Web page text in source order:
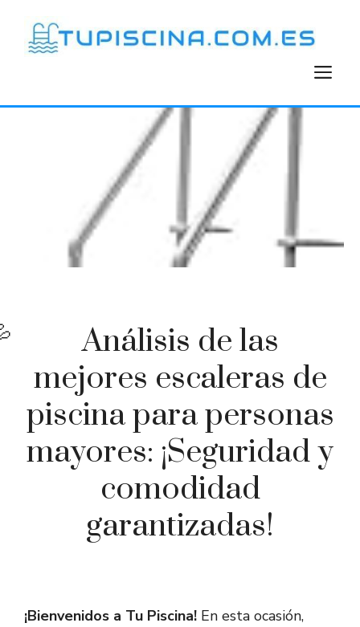
contenido
Análisis de las
mejores escaleras de
piscina para personas
mayores: ¡Seguridad y
comodidad
garantizadas!
¡Bienvenidos a Tu Piscina! En esta ocasión,